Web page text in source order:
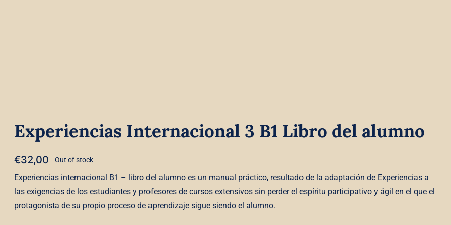
Experiencias Internacional 3 B1 Libro del alumno
€32,00 Out of stock
Experiencias internacional B1 – libro del alumno es un manual práctico, resultado de la adaptación de Experiencias a
las exigencias de los estudiantes y profesores de cursos extensivos sin perder el espíritu participativo y ágil en el que el
protagonista de su propio proceso de aprendizaje sigue siendo el alumno.